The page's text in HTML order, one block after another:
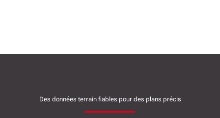
Des données terrain fiables pour des plans précis